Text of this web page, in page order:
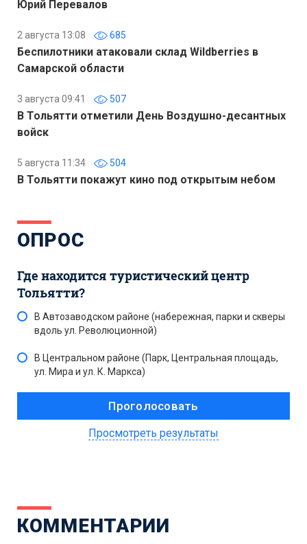
Юрий Перевалов
2 августа 13:08 685
Беспилотники атаковали склад Wildberries в
Самарской области
3 августа 09:41 507
В Тольятти отметили День Воздушно-десантных
войск
5 августа 11:34 504
В Тольятти покажут кино под открытым небом
ОПРОС
Где находится туристический центр
Тольятти?
В Автозаводском районе (набережная, парки и скверы
вдоль ул. Революционной)
В Центральном районе (Парк, Центральная площадь,
ул. Мира и ул. К. Маркса)
Просмотреть результаты
КОММЕНТАРИИ